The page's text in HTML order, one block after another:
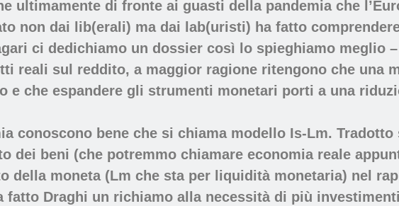
ultimamente di fronte ai guasti della pandemia che
non dai lib(erali) ma dai lab(uristi) ha fatto
ci dedichiamo un dossier così lo spieghiamo meglio
reali sul reddito, a maggior ragione ritengono che una
che espandere gli strumenti monetari porti a una
conoscono bene che si chiama modello Is-Lm. Tradotto
dei beni (che potremmo chiamare economia reale
della moneta (Lm che sta per liquidità monetaria) nel
fatto Draghi un richiamo alla necessità di più